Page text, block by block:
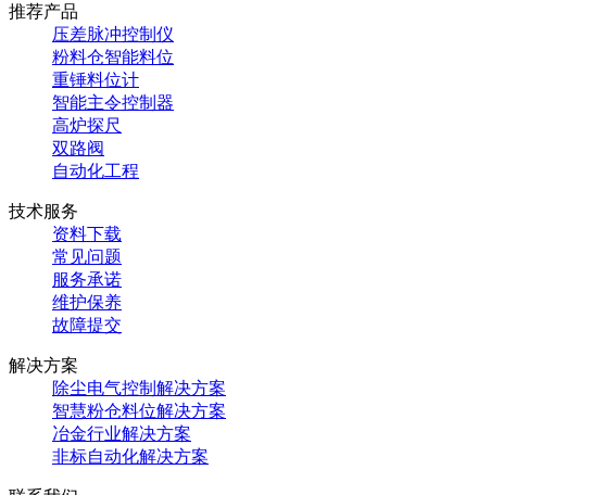
推荐产品
压差脉冲控制仪
粉料仓智能料位
重锤料位计
智能主令控制器
高炉探尺
双路阀
自动化工程
技术服务
资料下载
常见问题
服务承诺
维护保养
故障提交
解决方案
除尘电气控制解决方案
智慧粉仓料位解决方案
冶金行业解决方案
非标自动化解决方案